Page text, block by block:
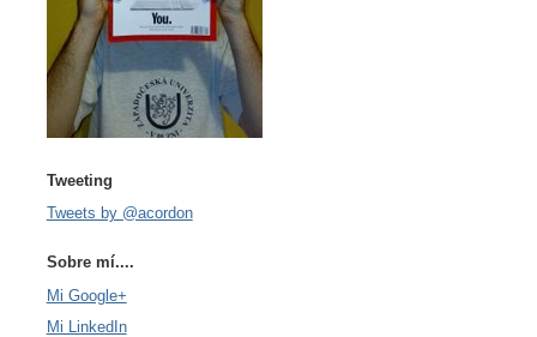
Tweeting
Tweets by @acordon
Sobre mí....
Mi Google+
Mi LinkedIn